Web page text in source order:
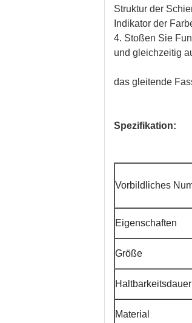
Struktur der
Indikator der
4. Stoßen Sie
und gleichzeitig
das gleitende
Spezifikation:
Vorbildliches
Eigenschaften
Größe
Haltbarkeitsdauer
Material